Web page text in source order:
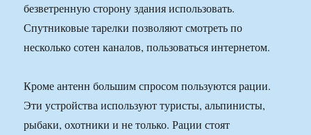
безветренную сторону здания использовать.
Спутниковые тарелки позволяют смотреть по
несколько сотен каналов, пользоваться интернетом.
Кроме антенн большим спросом пользуются рации.
Эти устройства используют туристы, альпинисты,
рыбаки, охотники и не только. Рации стоят